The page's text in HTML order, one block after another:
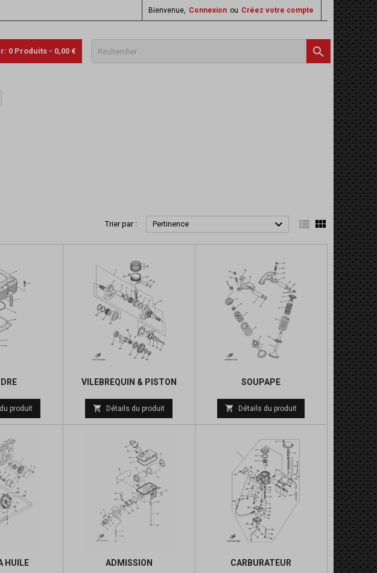
Bienvenue, Connexion ou Créez votre compte

0 Produits - 0,00 €
Trier par : Pertinence   
produit
VILEBREQUIN & PISTON
Prix
de
 Détails du produit
SOUPAPE
Prix
de
 Détails du produit
HUILE ADMISSION CARBURATEUR